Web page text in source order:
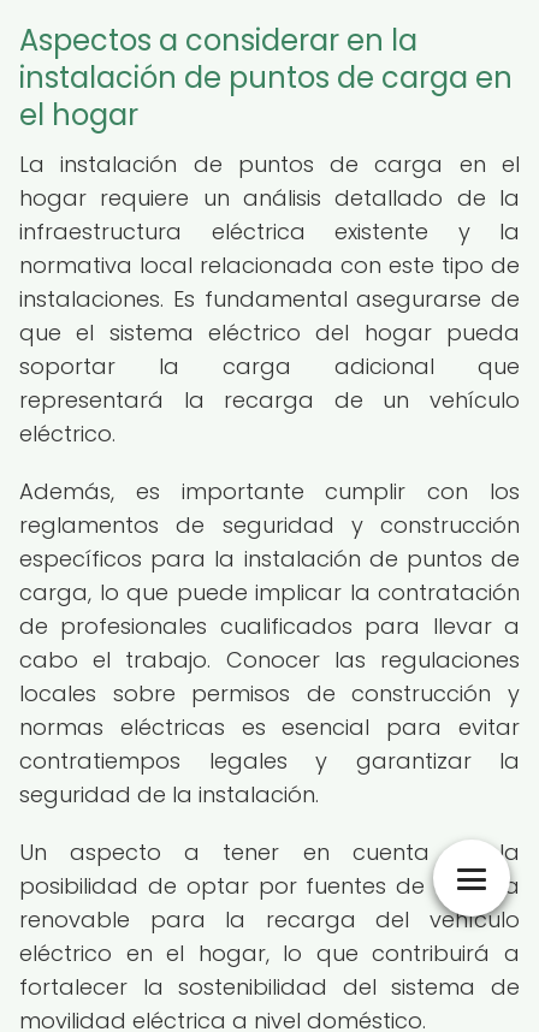
Aspectos a considerar en la
instalación de puntos de carga en
el hogar
La instalación de puntos de carga en el
hogar requiere un análisis detallado de la
infraestructura eléctrica existente y la
normativa local relacionada con este tipo de
instalaciones. Es fundamental asegurarse de
que el sistema eléctrico del hogar pueda
soportar la carga adicional que
representará la recarga de un vehículo
eléctrico.
Además, es importante cumplir con los
reglamentos de seguridad y construcción
específicos para la instalación de puntos de
carga, lo que puede implicar la contratación
de profesionales cualificados para llevar a
cabo el trabajo. Conocer las regulaciones
locales sobre permisos de construcción y
normas eléctricas es esencial para evitar
contratiempos legales y garantizar la
seguridad de la instalación.
Un aspecto a tener en cuenta es la
posibilidad de optar por fuentes de energía
renovable para la recarga del vehículo
eléctrico en el hogar, lo que contribuirá a
fortalecer la sostenibilidad del sistema de
movilidad eléctrica a nivel doméstico.